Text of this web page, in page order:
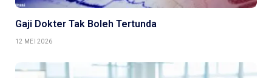
Gaji Dokter Tak Boleh Tertunda
12 MEI 2026